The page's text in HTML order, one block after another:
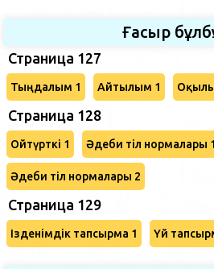
Ғасыр
Страница 127
Тыңдалым 1 Айтылым 1
Страница 128
Ойтүрткі 1 Әдеби тіл нормалары 1
Әдеби тіл нормалары 2
Страница 129
Ізденімдік тапсырма 1 Үй